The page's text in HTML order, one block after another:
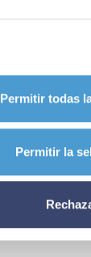
Permitir todas
Permitir la